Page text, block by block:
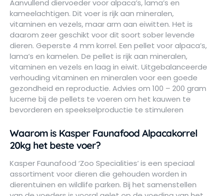
Aanvullend diervoeder voor alpaca’s, lama’s en
kameelachtigen. Dit voer is rijk aan mineralen,
vitaminen en vezels, maar arm aan eiwitten. Het is
daarom zeer geschikt voor dit soort sober levende
dieren. Geperste 4 mm korrel. Een pellet voor alpaca’s,
lama’s en kamelen. De pellet is rijk aan mineralen,
vitaminen en vezels en laag in eiwit. Uitgebalanceerde
verhouding vitaminen en mineralen voor een goede
gezondheid en reproductie. Advies om 100 – 200 gram
lucerne bij de pellets te voeren om het kauwen te
bevorderen en speekselproductie te stimuleren
Waarom is Kasper Faunafood Alpacakorrel
20kg het beste voer?
Kasper Faunafood ‘Zoo Specialities’ is een speciaal
assortiment voor dieren die gehouden worden in
dierentuinen en wildlife parken. Bij het samenstellen